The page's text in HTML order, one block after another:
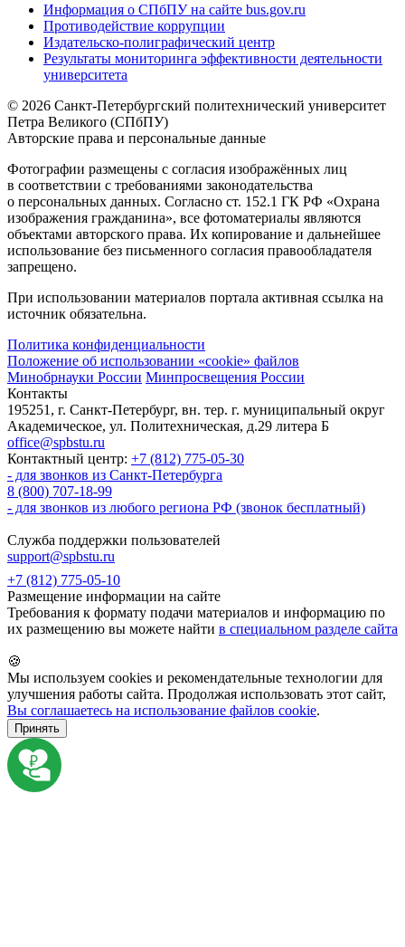
Информация о СПбПУ на сайте bus.gov.ru
Противодействие коррупции
Издательско-полиграфический центр
Результаты мониторинга эффективности деятельности
университета
© 2026 Санкт-Петербургский политехнический университет
Петра Великого (СПбПУ)
Авторские права и персональные данные
Фотографии размещены с согласия изображённых лиц
в соответствии с требованиями законодательства
о персональных данных. Согласно ст. 152.1 ГК РФ «Охрана
изображения гражданина», все фотоматериалы являются
объектами авторского права. Их копирование и дальнейшее
использование без письменного согласия правообладателя
запрещено.
При использовании материалов портала активная ссылка на
источник обязательна.
Политика конфиденциальности
Положение об использовании «cookie» файлов
Минобрнауки России Минпросвещения России
Контакты
195251, г. Санкт-Петербург, вн. тер. г. муниципальный округ
Академическое, ул. Политехническая, д.29 литера Б
office@spbstu.ru
Контактный центр: +7 (812) 775-05-30
- для звонков из Санкт-Петербурга
8 (800) 707-18-99
- для звонков из любого региона РФ (звонок бесплатный)
Служба поддержки пользователей
support@spbstu.ru
+7 (812) 775-05-10
Размещение информации на сайте
Требования к формату подачи материалов и информацию по
их размещению вы можете найти в специальном разделе сайта
🍪
Мы используем cookies и рекомендательные технологии для
улучшения работы сайта. Продолжая использовать этот сайт,
Вы соглашаетесь на использование файлов cookie.
Принять